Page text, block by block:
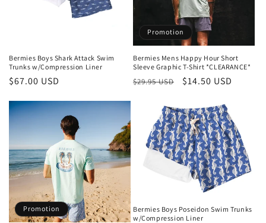
Bermies Boys Shark Attack Swim
Trunks w/Compression Liner
Prix
$67.00 USD
Promotion
Bermies Mens Happy Hour Short
Sleeve Graphic T-Shirt *CLEARANCE*
Prix
$29.95 USD
Prix
$14.50 USD
Promotion
Bermies Boys Poseidon Swim Trunks
w/Compression Liner